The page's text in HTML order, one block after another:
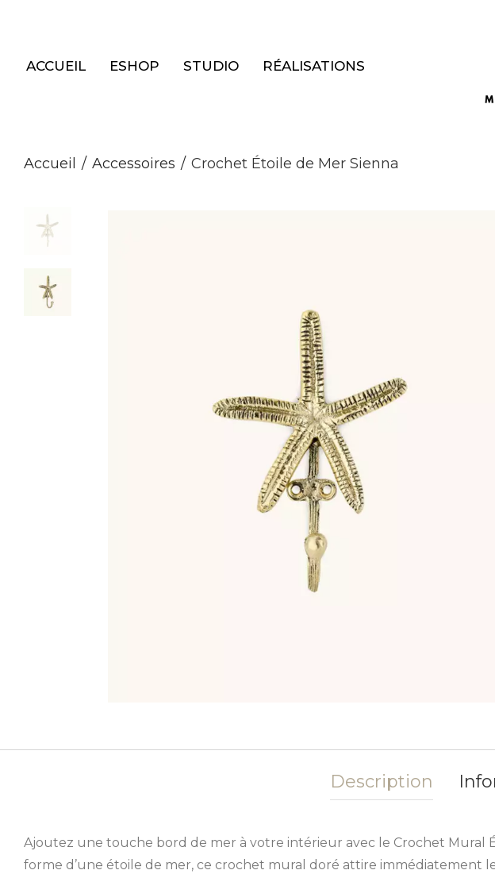
ACCUEIL ESHOP STUDIO RÉALISATIONS
Accueil / Accessoires / Crochet Étoile de Mer Sienna
Description
Ajoutez une touche bord de mer à votre intérieur avec le Crochet Mural
forme d’une étoile de mer, ce crochet mural doré attire immédiatement